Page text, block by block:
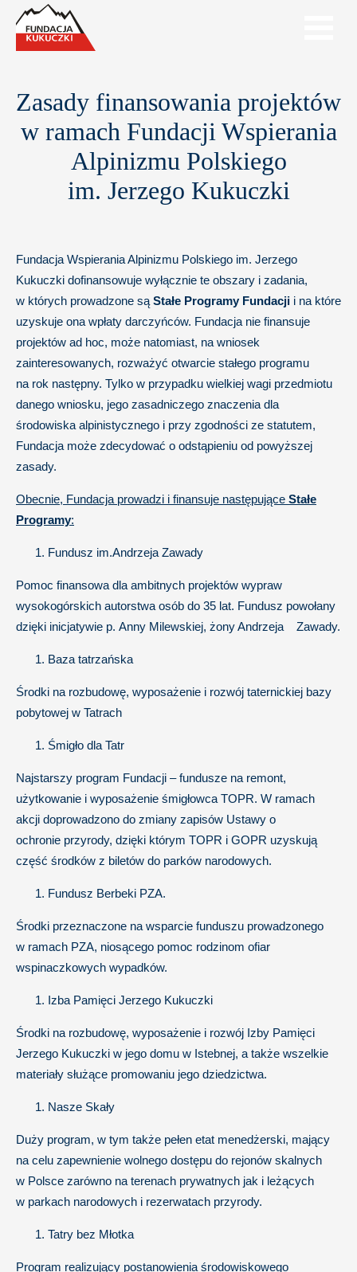
Zasady finansowania projektów
w ramach Fundacji Wspierania
Alpinizmu Polskiego
im. Jerzego Kukuczki
Fundacja Wspierania Alpinizmu Polskiego im. Jerzego
Kukuczki dofinansowuje wyłącznie te obszary i zadania,
w których prowadzone są Stałe Programy Fundacji i na które
uzyskuje ona wpłaty darczyńców. Fundacja nie finansuje
projektów ad hoc, może natomiast, na wniosek
zainteresowanych, rozważyć otwarcie stałego programu
na rok następny. Tylko w przypadku wielkiej wagi przedmiotu
danego wniosku, jego zasadniczego znaczenia dla
środowiska alpinistycznego i przy zgodności ze statutem,
Fundacja może zdecydować o odstąpieniu od powyższej
zasady.
Obecnie, Fundacja prowadzi i finansuje następujące Stałe
Programy:
Fundusz im.Andrzeja Zawady
Pomoc finansowa dla ambitnych projektów wypraw
wysokogórskich autorstwa osób do 35 lat. Fundusz powołany
dzięki inicjatywie p. Anny Milewskiej, żony Andrzeja Zawady.
Baza tatrzańska
Środki na rozbudowę, wyposażenie i rozwój taternickiej bazy
pobytowej w Tatrach
Śmigło dla Tatr
Najstarszy program Fundacji – fundusze na remont,
użytkowanie i wyposażenie śmigłowca TOPR. W ramach
akcji doprowadzono do zmiany zapisów Ustawy o
ochronie przyrody, dzięki którym TOPR i GOPR uzyskują
część środków z biletów do parków narodowych.
Fundusz Berbeki PZA.
Środki przeznaczone na wsparcie funduszu prowadzonego
w ramach PZA, niosącego pomoc rodzinom ofiar
wspinaczkowych wypadków.
Izba Pamięci Jerzego Kukuczki
Środki na rozbudowę, wyposażenie i rozwój Izby Pamięci
Jerzego Kukuczki w jego domu w Istebnej, a także wszelkie
materiały służące promowaniu jego dziedzictwa.
Nasze Skały
Duży program, w tym także pełen etat menedżerski, mający
na celu zapewnienie wolnego dostępu do rejonów skalnych
w Polsce zarówno na terenach prywatnych jak i leżących
w parkach narodowych i rezerwatach przyrody.
Tatry bez Młotka
Program realizujący postanowienia środowiskowego